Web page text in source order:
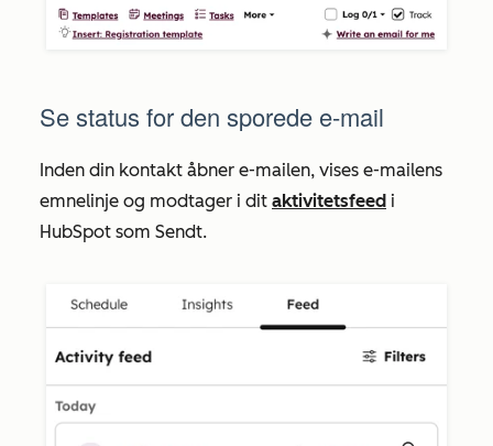
Se status for den sporede e-mail
Inden din kontakt åbner e-mailen, vises e-mailens
emnelinje og modtager i dit aktivitetsfeed i
HubSpot som Sendt.